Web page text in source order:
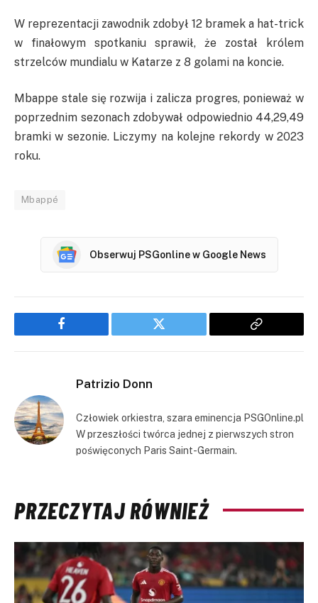
W reprezentacji zawodnik zdobył 12 bramek a hat-trick
w finałowym spotkaniu sprawił, że został królem
strzelców mundialu w Katarze z 8 golami na koncie.
Mbappe stale się rozwija i zalicza progres, ponieważ w
poprzednim sezonach zdobywał odpowiednio 44,29,49
bramki w sezonie. Liczymy na kolejne rekordy w 2023
roku.
Mbappé
Obserwuj PSGonline w Google News
Facebook Twitter
Copy
Patrizio Donn
Człowiek orkiestra, szara eminencja PSGOnline.pl
W przeszłości twórca jednej z pierwszych stron
poświęconych Paris Saint-Germain.
PRZECZYTAJ RÓWNIEŻ